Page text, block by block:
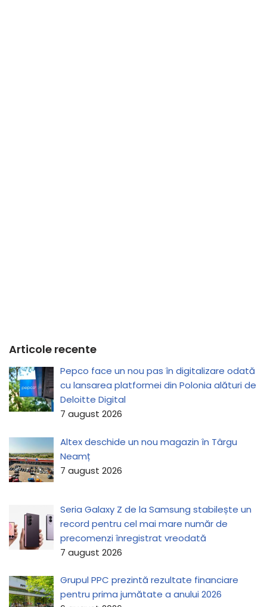
Articole recente
Pepco face un nou pas în digitalizare odată
cu lansarea platformei din Polonia alături de
Deloitte Digital
7 august 2026
Altex deschide un nou magazin în Târgu
Neamț
7 august 2026
Seria Galaxy Z de la Samsung stabilește un
record pentru cel mai mare număr de
precomenzi înregistrat vreodată
7 august 2026
Grupul PPC prezintă rezultate financiare
pentru prima jumătate a anului 2026